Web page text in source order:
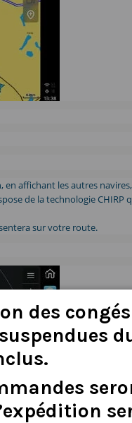
affichant les autres
de la technologie
sur votre route.
des congés
suspendues
.
expédition